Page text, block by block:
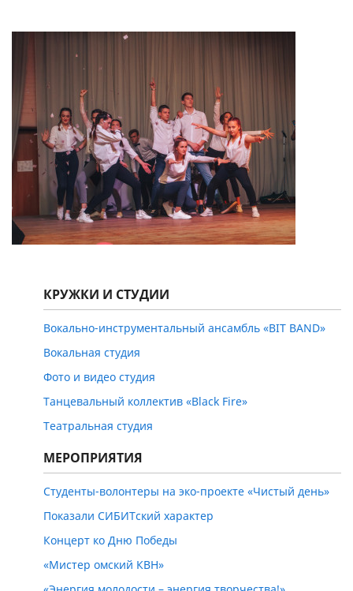
КРУЖКИ И СТУДИИ
Вокально-инструментальный ансамбль «BIT BAND»
Вокальная студия
Фото и видео студия
Танцевальный коллектив «Black Fire»
Театральная студия
МЕРОПРИЯТИЯ
Студенты-волонтеры на эко-проекте «Чистый день»
Показали СИБИТский характер
Концерт ко Дню Победы
«Мистер омский КВН»